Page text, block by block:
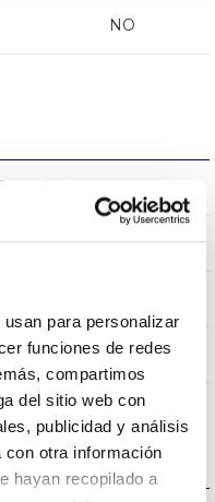
para personalizar
funciones de redes
compartimos
del sitio web con
publicidad y análisis
con otra información
hayan recopilado a
NO
Superficie